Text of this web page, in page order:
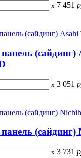
x 7 451
(сайдинг)
x 3 051
(сайдинг)
x 3 731